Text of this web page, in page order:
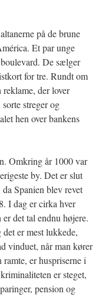
på de brune
Et par unge
De sælger
for tre. Rundt om
der lover
streger og
hen over bankens
Omkring år 1000 var
by. Det er slut
Spanien blev revet
I dag er cirka hver
det tal endnu højere.
er mest lukkede,
vinduet, når man kører
er huspriserne i
er steget,
pension og